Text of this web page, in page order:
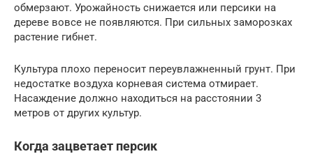
обмерзают. Урожайность снижается или персики на
дереве вовсе не появляются. При сильных заморозках
растение гибнет.
Культура плохо переносит переувлажненный грунт. При
недостатке воздуха корневая система отмирает.
Насаждение должно находиться на расстоянии 3
метров от других культур.
Когда зацветает персик